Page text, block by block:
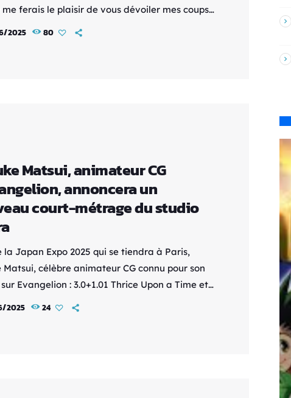
me ferais le plaisir de vous dévoiler mes coups
disponibles sur la plateforme. Synopsis : Nous
2025 80
Matsui, animateur CG
annoncera un
court-métrage du studio
la Japan Expo 2025 qui se tiendra à Paris,
Matsui, célèbre animateur CG connu pour son
Evangelion : 3.0+1.01 Thrice Upon a Time et
Rider, présentera un nouveau court-
2025 24